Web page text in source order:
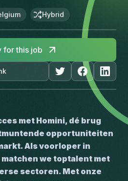
Hybrid
for this job
met Homini, dé brug
opportuniteiten
Als voorloper in
we toptalent met
sectoren. Met onze